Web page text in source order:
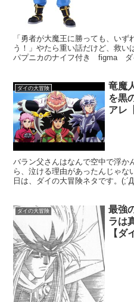
「勇者が大魔王に勝っても、い
う！」やたら重い話だけど、救
パプニカのナイフ付き figma ダ
ダイの大冒険
竜魔
を黒
アレ
バラン父さんはなんで空中で浮か
ら、泣ける理由があったんじゃ
日は、ダイの大冒険ネタです。
ダイの大冒険
最強
ラは
【ダ